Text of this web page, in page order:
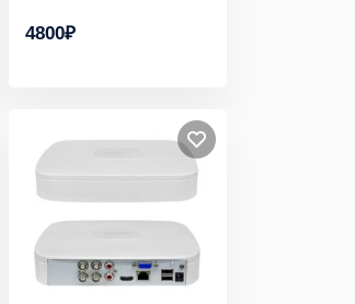
4800₽